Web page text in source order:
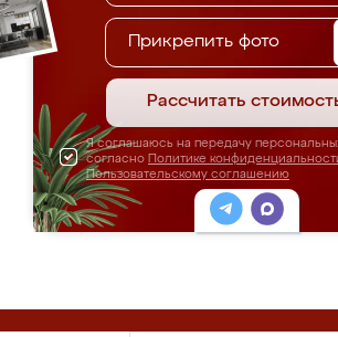
Прикрепить фото
Рассчитать
Я соглашаюсь на передачу
согласно Политике
Пользовательскому соглашению